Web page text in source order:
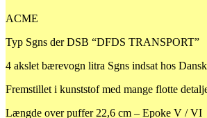
ACME
Typ Sgns der DSB “DFDS TRANSPORT”
4 akslet bærevogn litra Sgns indsat hos
Fremstillet i kunststof med mange flotte
Længde over puffer 22,6 cm – Epoke V / VI